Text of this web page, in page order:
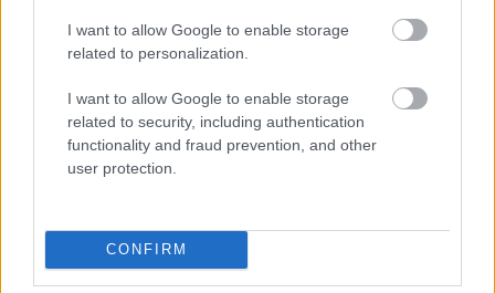
I want to allow Google to enable storage
related to personalization.
I want to allow Google to enable storage
related to security, including authentication
functionality and fraud prevention, and other
user protection.
CONFIRM
Μηχανικών, το Σώμα Ελλήνων Προσκόπων
(ΣΕΠ), το Μη Κερδοσκοπικό Φυσιολατρικό
Ομάδα Υμηττού» (ΠΟΥ) και η «ΜΑΙΝΑΛΟΝ
Κοιν.Σ.Επ.».
Σημειώνεται πως οι
από την πρώτη μέρα που παρουσιάστηκε από
τον υπουργό Περιβάλλοντος και Ενέργειας,